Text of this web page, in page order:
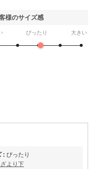
様のサイズ感
ぴったり 大きい
: ぴったり
より下